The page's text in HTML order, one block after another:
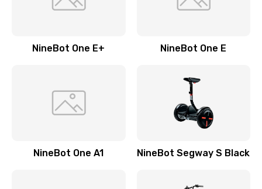
NineBot One E+ NineBot One E
NineBot One A1 NineBot Segway S Black